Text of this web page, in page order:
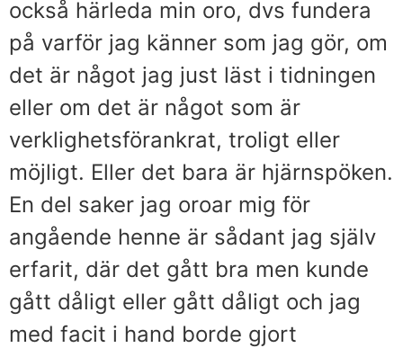
också härleda min oro, dvs fundera
på varför jag känner som jag gör, om
det är något jag just läst i tidningen
eller om det är något som är
verklighetsförankrat, troligt eller
möjligt. Eller det bara är hjärnspöken.
En del saker jag oroar mig för
angående henne är sådant jag själv
erfarit, där det gått bra men kunde
gått dåligt eller gått dåligt och jag
med facit i hand borde gjort